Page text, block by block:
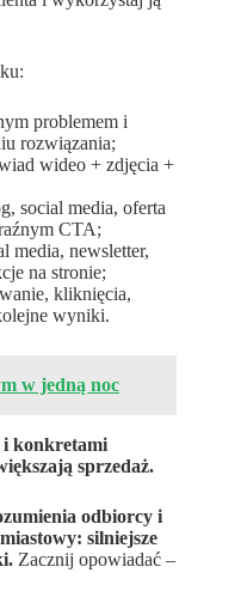
problemem i
rozwiązania;
wideo + zdjęcia +
social media, oferta
CTA;
media, newsletter,
na stronie;
kliknięcia,
wyniki.
w jedną noc
i konkretami
sprzedaż.
odbiorcy i
silniejsze
Zacznij opowiadać –